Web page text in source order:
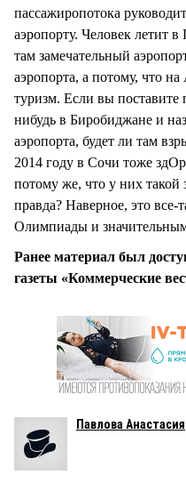
пассажиропотока
аэропорту. Человек летит
там замечательный
аэропорта, а потому, что на
туризм. Если вы
нибудь в Биробиджане и
аэропорта, будет ли там
2014 году в Сочи тоже
потому же, что у них такой
правда? Наверное, это все-
Олимпиады и значительным
Ранее материал был
газеты «Коммерческие
Павлова Анастасия